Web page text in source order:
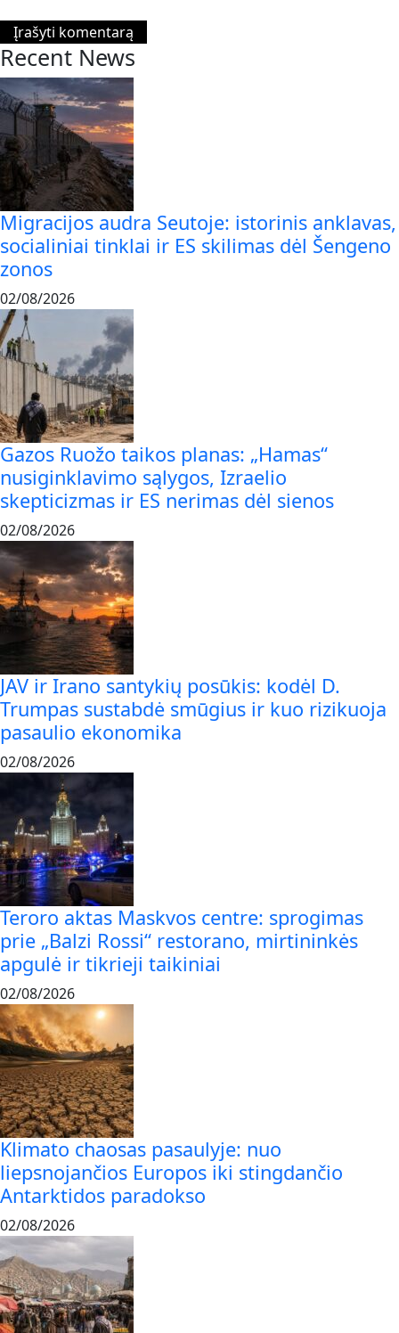
Recent News
Migracijos audra Seutoje: istorinis anklavas,
socialiniai tinklai ir ES skilimas dėl Šengeno
zonos
02/08/2026
Gazos Ruožo taikos planas: „Hamas“
nusiginklavimo sąlygos, Izraelio
skepticizmas ir ES nerimas dėl sienos
02/08/2026
JAV ir Irano santykių posūkis: kodėl D.
Trumpas sustabdė smūgius ir kuo rizikuoja
pasaulio ekonomika
02/08/2026
Teroro aktas Maskvos centre: sprogimas
prie „Balzi Rossi“ restorano, mirtininkės
apgulė ir tikrieji taikiniai
02/08/2026
Klimato chaosas pasaulyje: nuo
liepsnojančios Europos iki stingdančio
Antarktidos paradokso
02/08/2026